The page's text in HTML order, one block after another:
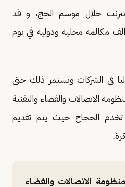
خلال موسم الحج، و قد
21 مليونًا و300 ألف مكالمة محلية ودولية في يوم
في الشركات ويستمر ذلك حتى
الاتصالات والفضاء والتقنية
تخدم الحجاج حيث يتم تقديم
الاتصالات والفضاء